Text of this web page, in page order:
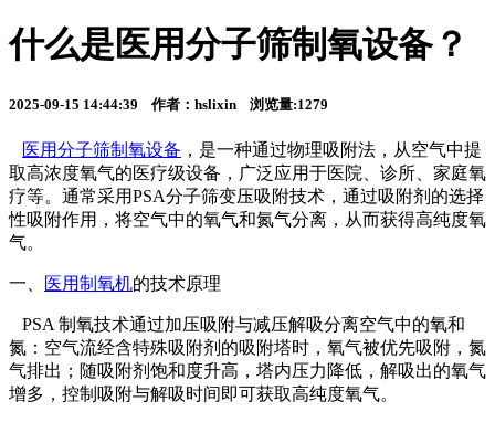
什么是医用分子筛制氧设备？
2025-09-15 14:44:39 作者：hslixin 浏览量:1279
医用分子筛制氧设备 ，是一种通过物理吸附法，从空气中提
取高浓度氧气的医疗级设备，广泛应用于医院、诊所、家庭氧
疗等。通常采用PSA分子筛变压吸附技术，通过吸附剂的选择
性吸附作用，将空气中的氧气和氮气分离，从而获得高纯度氧
气。
一、 医用制氧机的技术原理
PSA 制氧技术通过加压吸附与减压解吸分离空气中的氧和
氮：空气流经含特殊吸附剂的吸附塔时，氧气被优先吸附，氮
气排出；随吸附剂饱和度升高，塔内压力降低，解吸出的氧气
增多，控制吸附与解吸时间即可获取高纯度氧气。